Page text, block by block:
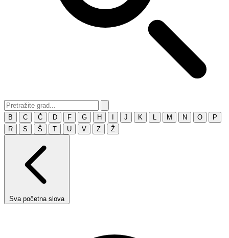
B C Č D F G H J K M N O
P
R
S Š T U V Z Ž
Sva početna slova